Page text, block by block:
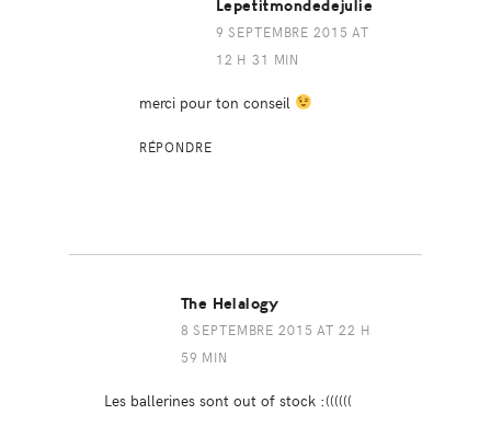
Lepetitmondedejulie
9 SEPTEMBRE 2015 AT
12 H 31 MIN
merci pour ton conseil
RÉPONDRE
The Helalogy
8 SEPTEMBRE 2015 AT 22 H
59 MIN
Les ballerines sont out of stock :((((((